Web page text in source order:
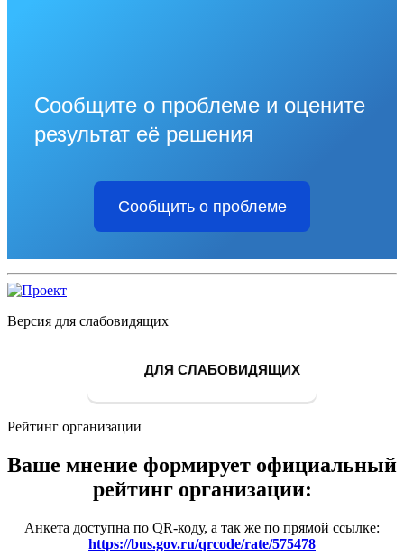
Сообщите о проблеме и оцените
результат её решения
Сообщить о проблеме
Версия для слабовидящих
ДЛЯ СЛАБОВИДЯЩИХ
Рейтинг организации
Ваше мнение формирует официальный
рейтинг организации:
Анкета доступна по QR-коду, а так же по прямой ссылке:
https://bus.gov.ru/qrcode/rate/575478